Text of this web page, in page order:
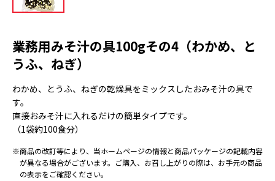
業務用みそ汁の具100gその4（わかめ、と
うふ、ねぎ）
わかめ、とうふ、ねぎの乾燥具をミックスしたおみそ汁の具で
す。
直接おみそ汁に入れるだけの簡単タイプです。
（1袋約100食分）
※商品の改訂等により、当ホームページの情報と商品パッケージの記載内容
が異なる場合がございます。ご購入、お召し上がりの際は、お手元の商品
の表示をご確認ください。